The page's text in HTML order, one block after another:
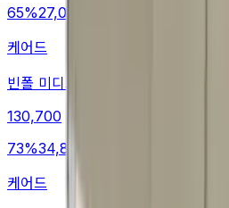
65%27,000
케어드
빈폴 미디스커트
130,700
73%34,800
케어드